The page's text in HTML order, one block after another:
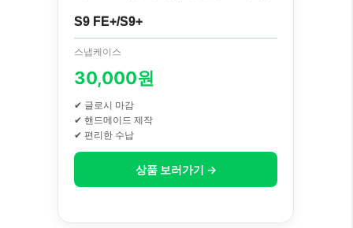
S9 FE+/S9+
스냅케이스
30,000원
✔ 글로시 마감
✔ 핸드메이드 제작
✔ 편리한 수납
상품 보러가기 →